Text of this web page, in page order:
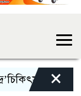
বঞ্চিত
×